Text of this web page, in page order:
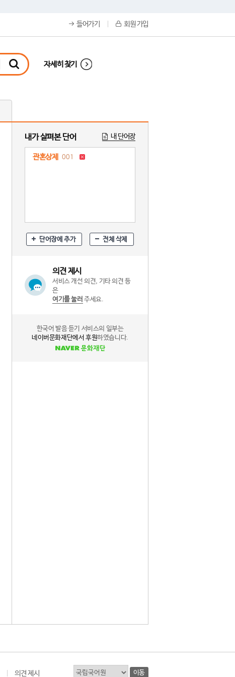
들어가기 회원 가입
자세히 찾기
내가 살펴본 단어 내 단어장
관혼상제 001
단어장에 추가 전체 삭제
의견 제시
서비스 개선 의견, 기타 의견 등
은
여기를 눌러 주세요.
한국어 발음 듣기 서비스의 일부는
네이버문화재단에서 후원하였습니다.
의견 제시 이동